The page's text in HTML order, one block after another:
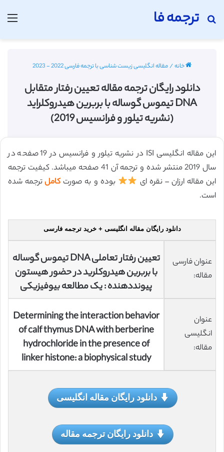
ترجمه فا
جستجو برای
خانه/مقاله انگلیسی زیست شناسی با ترجمه فارسی 2022 - 2023
دانلود رایگان ترجمه مقاله تعیین رفتار متقابل
DNA تیموس گوساله با بربرین هیدروکلراید
(نشریه تیلور و فرانسیس 2019)
این مقاله انگلیسی ISI در نشریه تیلور و فرانسیس در 19 صفحه در
سال 2019 منتشر شده و ترجمه آن 41 صفحه میباشد. کیفیت ترجمه
این مقاله ارزان – نقره ای
بوده و به صورت کاملترجمه شده
است.
دانلود رایگان مقاله انگلیسی + خرید ترجمه فارسی
عنوان فارسی
مقاله:
تعيين رفتار تعاملی DNA تیموس گوساله
با بربرين هیدروکلريد در حضور هيستون
پیونددهنده : يک مطالعه بيوفيزيکی
عنوان
انگلیسی
مقاله:
Determining the interaction behavior
of calf thymus DNA with berberine
hydrochloride in the presence of
linker histone: a biophysical study
دانلود رایگان مقاله انگلیسی
دانلود رایگان ترجمه مقاله